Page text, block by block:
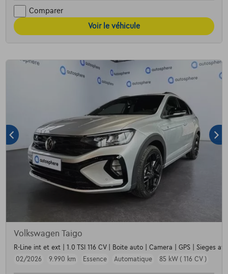
Comparer
Voir le véhicule
Volkswagen Taigo
R-Line int et ext | 1.0 TSI 116 CV | Boite auto | Camera | GPS | Sieges
02/2026
9.990 km Essence Automatique 85 kW ( 116 CV )